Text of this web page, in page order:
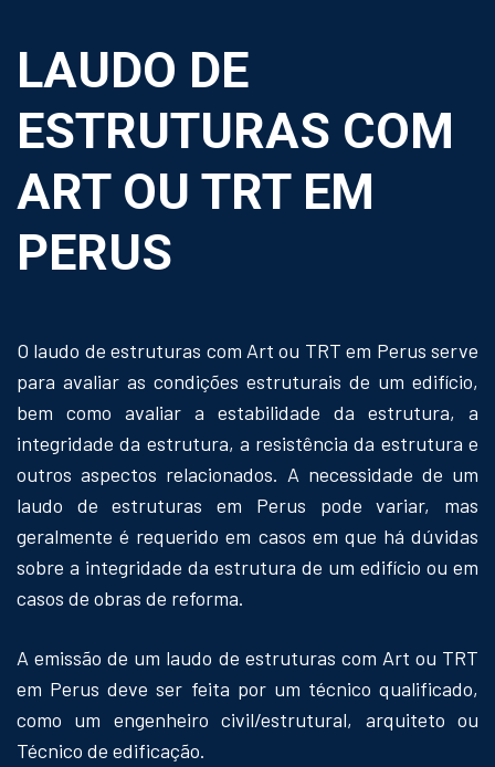
LAUDO DE
ESTRUTURAS COM
ART OU TRT EM
PERUS
O laudo de estruturas com Art ou TRT em Perus serve
para avaliar as condições estruturais de um edifício,
bem como avaliar a estabilidade da estrutura, a
integridade da estrutura, a resistência da estrutura e
outros aspectos relacionados. A necessidade de um
laudo de estruturas em Perus pode variar, mas
geralmente é requerido em casos em que há dúvidas
sobre a integridade da estrutura de um edifício ou em
casos de obras de reforma.
A emissão de um laudo de estruturas com Art ou TRT
em Perus deve ser feita por um técnico qualificado,
como um engenheiro civil/estrutural, arquiteto ou
Técnico de edificação.